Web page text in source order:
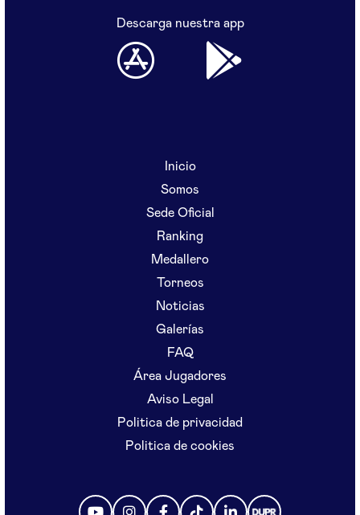
Descarga nuestra app
Inicio
Somos
Sede Oficial
Ranking
Medallero
Torneos
Noticias
Galerías
FAQ
Área Jugadores
Aviso Legal
Politica de privacidad
Politica de cookies